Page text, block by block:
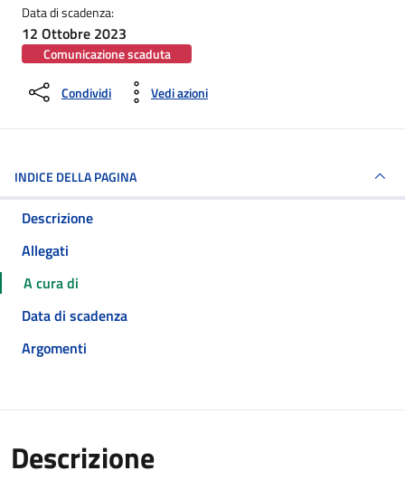
Data di scadenza:
12 Ottobre 2023
Comunicazione scaduta
Condividi Vedi azioni
INDICE DELLA PAGINA
Descrizione
Allegati
A cura di
Data di scadenza
Argomenti
Descrizione